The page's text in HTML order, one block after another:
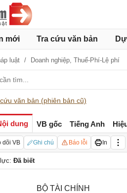
mới Tra cứu văn bản
luật Doanh nghiệp, Thuế-Phí-Lệ phí
văn bản (phiên bản cũ)
dung VB gốc Tiếng Anh
dõi VB Ghi chú Báo lỗi In
Đã biết
BỘ TÀI CHÍNH